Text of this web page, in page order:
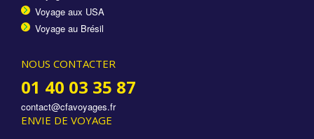
Voyage aux USA
Voyage au Brésil
NOUS CONTACTER
01 40 03 35 87
contact@cfavoyages.fr
ENVIE DE VOYAGE